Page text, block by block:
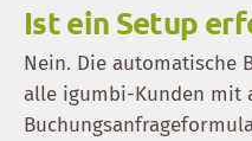
Ist ein Setup
Nein. Die automatische
alle igumbi-Kunden mit